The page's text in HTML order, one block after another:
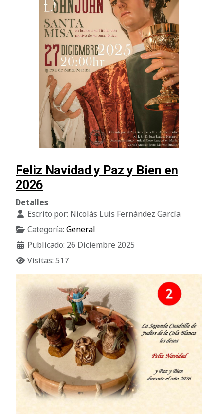
Feliz Navidad y Paz y Bien en
2026
Detalles
Escrito por: Nicolás Luis Fernández García
Categoría: General
Publicado: 26 Diciembre 2025
Visitas: 517